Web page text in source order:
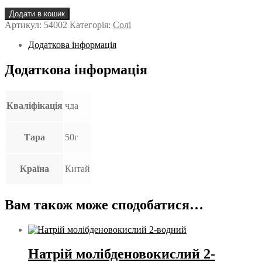
Амоній
молібденовокислий
водний
Додати в кошик
Артикул: 54002 Категорія: Солі
Додаткова інформація
Додаткова інформація
Кваліфікація чда
Тара 50г
Країна Китай
Вам також може сподобатися…
Натрій молібденовокислий 2-